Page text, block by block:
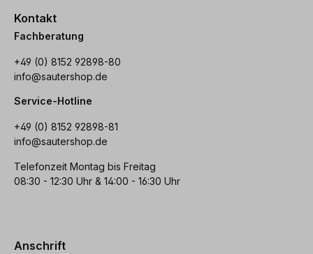
Kontakt
Fachberatung
+49 (0) 8152 92898-80
info@sautershop.de
Service-Hotline
+49 (0) 8152 92898-81
info@sautershop.de
Telefonzeit Montag bis Freitag
08:30 - 12:30 Uhr & 14:00 - 16:30 Uhr
Anschrift